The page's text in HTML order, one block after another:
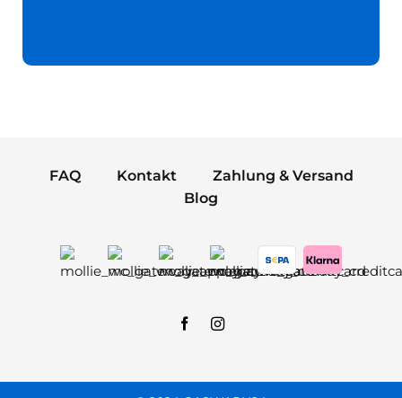
FAQ Kontakt
Zahlung & Versand
Blog